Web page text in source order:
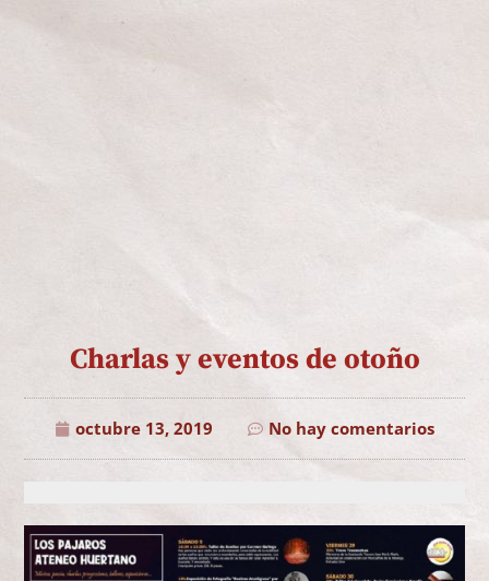
Charlas y eventos de otoño
octubre 13, 2019 No hay comentarios